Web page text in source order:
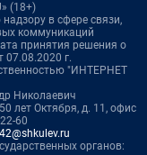
(18+)
в сфере связи,
коммуникаций
принятия решения о
07.08.2020 г.
"ИНТЕРНЕТ
Николаевич
лет Октября, д. 11, офис
60
органов: